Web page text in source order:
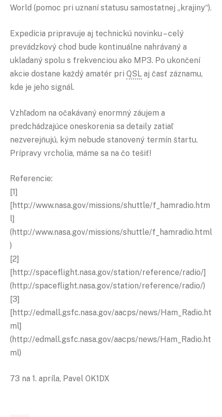
World (pomoc pri uznaní statusu samostatnej „krajiny“).
Expedícia pripravuje aj technickú novinku – celý
prevádzkový chod bude kontinuálne nahrávaný a
ukladaný spolu s frekvenciou ako MP3. Po ukončení
akcie dostane každý amatér pri QSL aj časť záznamu,
kde je jeho signál.
Vzhľadom na očakávaný enormný záujem a
predchádzajúce oneskorenia sa detaily zatiaľ
nezverejňujú, kým nebude stanovený termín štartu.
Prípravy vrcholia, máme sa na čo tešiť!
Referencie:
[1]
[http://www.nasa.gov/missions/shuttle/f_hamradio.htm
l]
(http://www.nasa.gov/missions/shuttle/f_hamradio.html
)
[2]
[http://spaceflight.nasa.gov/station/reference/radio/]
(http://spaceflight.nasa.gov/station/reference/radio/)
[3]
[http://edmall.gsfc.nasa.gov/aacps/news/Ham_Radio.ht
ml]
(http://edmall.gsfc.nasa.gov/aacps/news/Ham_Radio.ht
ml)
73 na 1. apríla, Pavel OK1DX